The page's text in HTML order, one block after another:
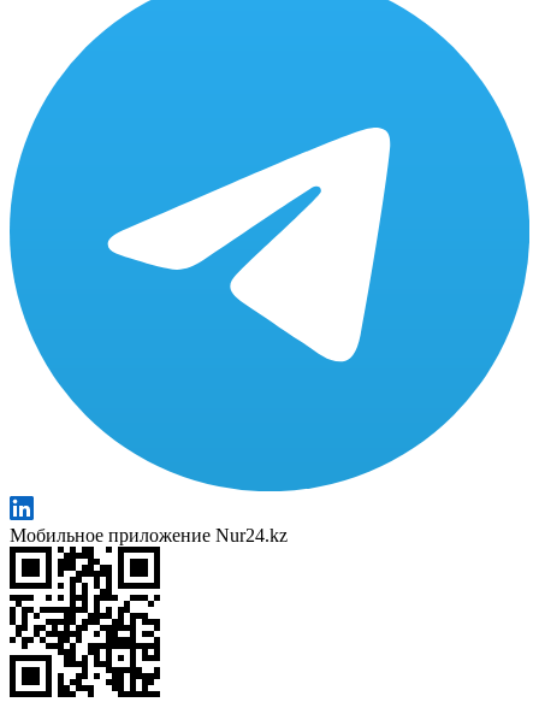
Мобильное приложение Nur24.kz